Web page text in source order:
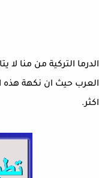
الدرما التركية من منا
العرب حيث ان نكهة هذه
اكثر.